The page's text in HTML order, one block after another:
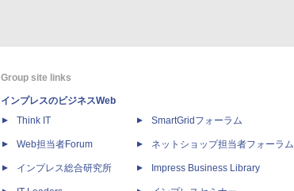
Group site links
インプレスのビジネスWeb
Think IT
Web担当者Forum
インプレス総合研究所
SmartGridフォーラム
ネットショップ担当者フォーラム
Impress Business Library